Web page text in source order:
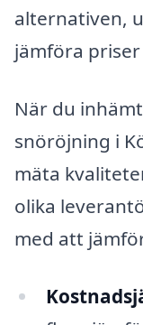
alternativen,
jämföra
När du
snöröjning i
mäta
olika
med att